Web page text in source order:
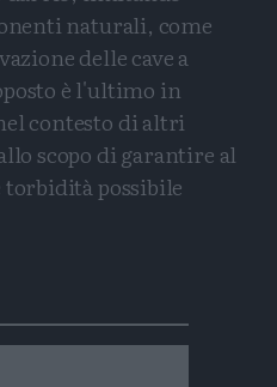
naturali, come
delle cave a
è l'ultimo in
contesto di altri
scopo di garantire al
possibile